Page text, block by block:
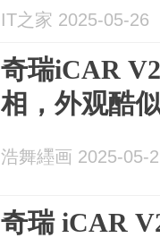
IT之家 2025-05-26
奇瑞iCAR
相，外观酷
浩舞纆画 2025-05-
奇瑞 iCAR